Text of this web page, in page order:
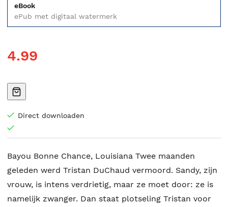
eBook
ePub met digitaal watermerk
4.99
Direct downloaden
Bayou Bonne Chance, Louisiana Twee maanden
geleden werd Tristan DuChaud vermoord. Sandy, zijn
vrouw, is intens verdrietig, maar ze moet door: ze is
namelijk zwanger. Dan staat plotseling Tristan voor